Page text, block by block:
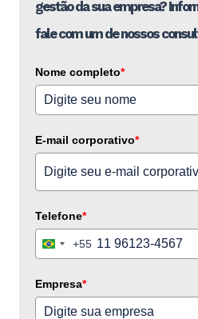
gestão da sua empresa?
fale com um de nossos
Nome completo*
E-mail corporativo*
Telefone*
Brazil+55
Empresa*